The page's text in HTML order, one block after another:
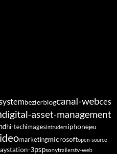
bezierblogcanal-webces
digital-asset-management
hi-techimagesintrudersiphonejeu
marketingmicrosoftopen-source
3pspsonytrailerstv-web